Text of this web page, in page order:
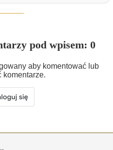
pod wpisem: 0
aby komentować lub
komentarze.